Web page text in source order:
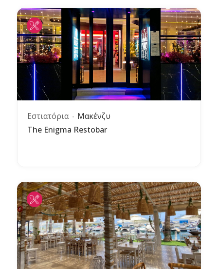
Εστιατόρια
Μακένζυ
The Enigma Restobar